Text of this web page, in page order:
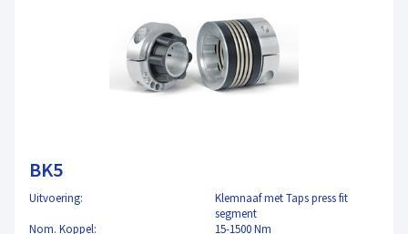
BK5
Uitvoering:
Klemnaaf met Taps press fit
segment
Nom. Koppel:
15-1500 Nm